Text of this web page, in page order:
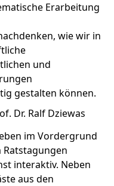
Erarbeitung
wie wir in
und
gestalten können.
im Vordergrund
Ratstagungen
interaktiv. Neben
aus den